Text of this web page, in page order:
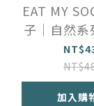
EAT MY
子｜自然系
加入購